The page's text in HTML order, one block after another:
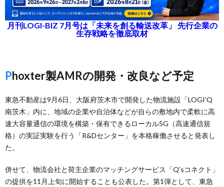
月刊LOGI-BIZ 7月号は「未来を創る輸送改革」 先行企業の
生存戦略を徹底取材
Phoxter製AMRの開発・改良など予定
東急不動産は9月6日、大阪府茨木市で開発した物流施設「LOGI’Q
南茨木」内に、地域の企業や自治体などが自らの敷地内で柔軟に高
速大容量通信の環境を構築・保有できるローカル5G（高速通信規
格）の実証実験を行う「R&Dセンター」を本格稼働させると発表し
た。
併せて、物流会社と荷主企業のマッチングサービス「Q’sコネクト」
の提供を11月上旬に開始することも公表した。第1弾として、東急